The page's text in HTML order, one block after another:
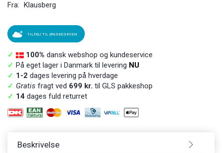
Fra: Klausberg
TILFØJ TIL ØNSKESKYEN
✓ 100% dansk webshop og kundeservice
✓ På eget lager i Danmark til levering NU
✓ 1-2 dages levering på hverdage
✓ Gratis fragt ved 699 kr. til GLS pakkeshop
✓ 14 dages fuld returret
Beskrivelse